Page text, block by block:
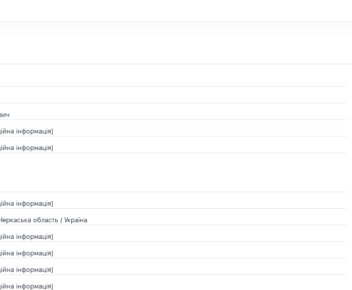
інформація]
інформація]
інформація]
область / Україна
інформація]
інформація]
інформація]
інформація]